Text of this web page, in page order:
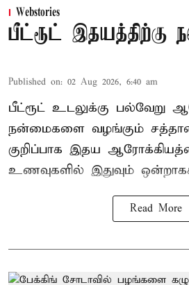
Webstories
பீட்ரூட் இதயத்திற்கு
Published on: 02 Aug 2026, 6:40 am
பீட்ரூட் உடலுக்கு பல்வேறு
நன்மைகளை வழங்கும் சத்தான
குறிப்பாக இதய
உணவுகளில் இதுவும் ஒன்றாகக்
Read More